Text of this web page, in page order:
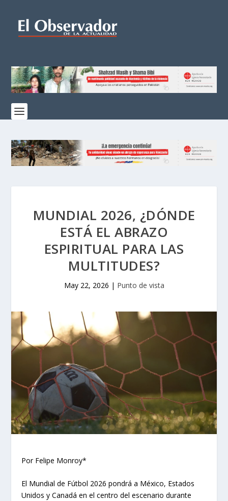
MUNDIAL 2026, ¿DÓNDE
ESTÁ EL ABRAZO
ESPIRITUAL PARA LAS
MULTITUDES?
May 22, 2026 | Punto de vista
Por Felipe Monroy*
El Mundial de Fútbol 2026 pondrá a México, Estados
Unidos y Canadá en el centro del escenario durante